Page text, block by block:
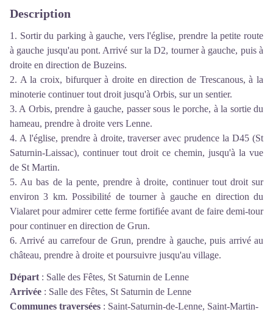
Description
1. Sortir du parking à gauche, vers l'église, prendre la petite route
à gauche jusqu'au pont. Arrivé sur la D2, tourner à gauche, puis à
droite en direction de Buzeins.
2. A la croix, bifurquer à droite en direction de Trescanous, à la
minoterie continuer tout droit jusqu'à Orbis, sur un sentier.
3. A Orbis, prendre à gauche, passer sous le porche, à la sortie du
hameau, prendre à droite vers Lenne.
4. A l'église, prendre à droite, traverser avec prudence la D45 (St
Saturnin-Laissac), continuer tout droit ce chemin, jusqu'à la vue
de St Martin.
5. Au bas de la pente, prendre à droite, continuer tout droit sur
environ 3 km. Possibilité de tourner à gauche en direction du
Vialaret pour admirer cette ferme fortifiée avant de faire demi-tour
pour continuer en direction de Grun.
6. Arrivé au carrefour de Grun, prendre à gauche, puis arrivé au
château, prendre à droite et poursuivre jusqu'au village.
Départ : Salle des Fêtes, St Saturnin de Lenne
Arrivée : Salle des Fêtes, St Saturnin de Lenne
Communes traversées : Saint-Saturnin-de-Lenne, Saint-Martin-